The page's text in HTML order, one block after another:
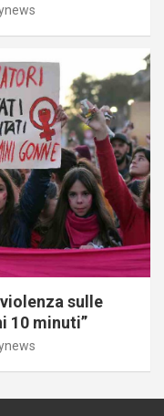
sulle
10 minuti”